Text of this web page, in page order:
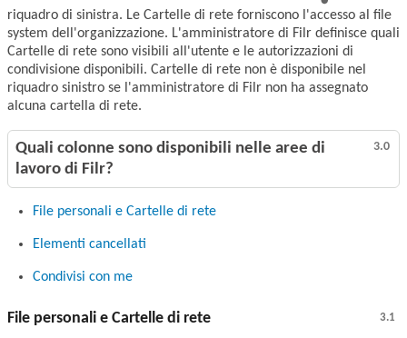
riquadro di sinistra. Le Cartelle di rete forniscono l'accesso al file
system dell'organizzazione. L'amministratore di Filr definisce quali
Cartelle di rete sono visibili all'utente e le autorizzazioni di
condivisione disponibili. Cartelle di rete non è disponibile nel
riquadro sinistro se l'amministratore di Filr non ha assegnato
alcuna cartella di rete.
3.0
Quali colonne sono disponibili nelle aree di
lavoro di Filr?
File personali e Cartelle di rete
Elementi cancellati
Condivisi con me
3.1
File personali e Cartelle di rete